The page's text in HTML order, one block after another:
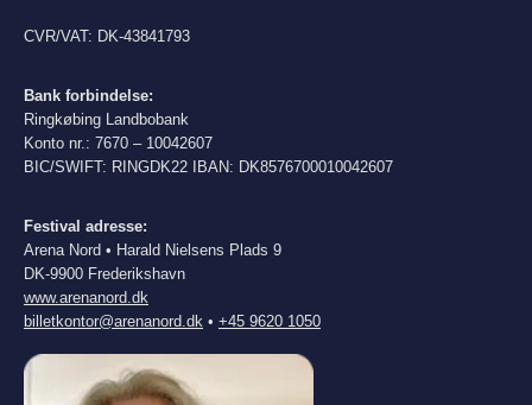
CVR/VAT: DK-43841793
Bank forbindelse:
Ringkøbing Landbobank
Konto nr.: 7670 – 10042607
BIC/SWIFT: RINGDK22 IBAN: DK8576700010042607
Festival adresse:
Arena Nord • Harald Nielsens Plads 9
DK-9900 Frederikshavn
www.arenanord.dk
billetkontor@arenanord.dk • +45 9620 1050